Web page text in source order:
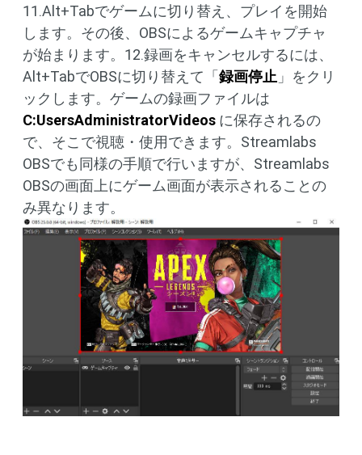
11.Alt+Tabでゲームに切り替え、プレイを開始
します。その後、OBSによるゲームキャプチャ
が始まります。12.録画をキャンセルするには、
Alt+TabでOBSに切り替えて「 録画停止 」をクリ
ックします。ゲームの録画ファイルは
C:UsersAdministratorVideos に保存されるの
で、そこで視聴・使用できます。Streamlabs
OBSでも同様の手順で行いますが、Streamlabs
OBSの画面上にゲーム画面が表示されることの
み異なります。